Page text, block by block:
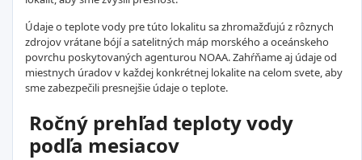
Údaje o teplote vody pre túto lokalitu sa zhromažďujú z rôznych
zdrojov vrátane bójí a satelitných máp morského a oceánskeho
povrchu poskytovaných agenturou NOAA. Zahŕňame aj údaje od
miestnych úradov v každej konkrétnej lokalite na celom svete, aby
sme zabezpečili presnejšie údaje o teplote.
Ročný prehľad teploty vody
podľa mesiacov